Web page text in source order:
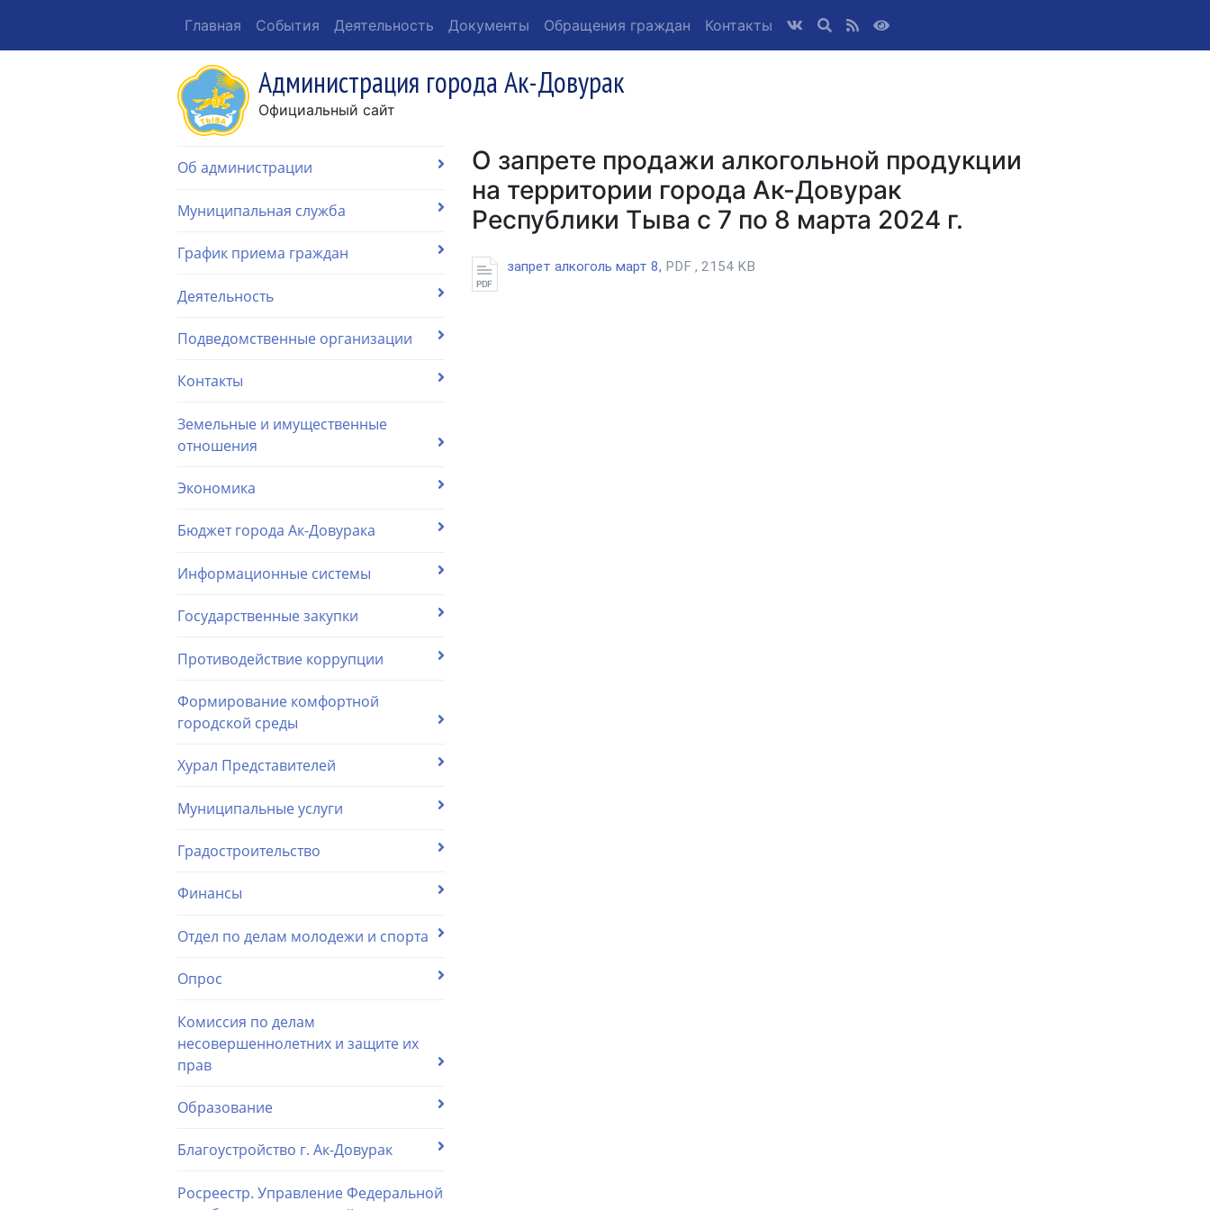
Главная События Деятельность Документы Обращения граждан Контакты
Администрация города Ак-Довурак
Официальный сайт
Об администрации
Муниципальная служба
График приема граждан
Деятельность
Подведомственные организации
Контакты
Земельные и имущественные
отношения
Экономика
Бюджет города Ак-Довурака
Информационные системы
Государственные закупки
Противодействие коррупции
Формирование комфортной
городской среды
Хурал Представителей
Муниципальные услуги
Градостроительство
Финансы
Отдел по делам молодежи и спорта
Опрос
Комиссия по делам
несовершеннолетних и защите их
прав
Образование
Благоустройство г. Ак-Довурак
Росреестр. Управление Федеральной
О запрете продажи алкогольной продукции
на территории города Ак-Довурак
Республики Тыва с 7 по 8 марта 2024 г.
запрет алкоголь март 8, PDF , 2154 KB